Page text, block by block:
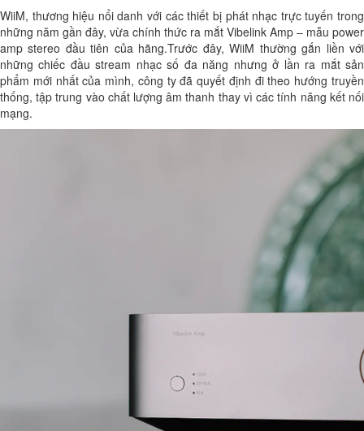
WiiM, thương hiệu nổi danh với các thiết bị phát nhạc trực tuyến trong
những năm gần đây, vừa chính thức ra mắt Vibelink Amp – mẫu power
amp stereo đầu tiên của hãng.Trước đây, WiiM thường gắn liền với
những chiếc đầu stream nhạc số đa năng nhưng ở lần ra mắt sản
phẩm mới nhất của mình, công ty đã quyết định đi theo hướng truyền
thống, tập trung vào chất lượng âm thanh thay vì các tính năng kết nối
mạng.